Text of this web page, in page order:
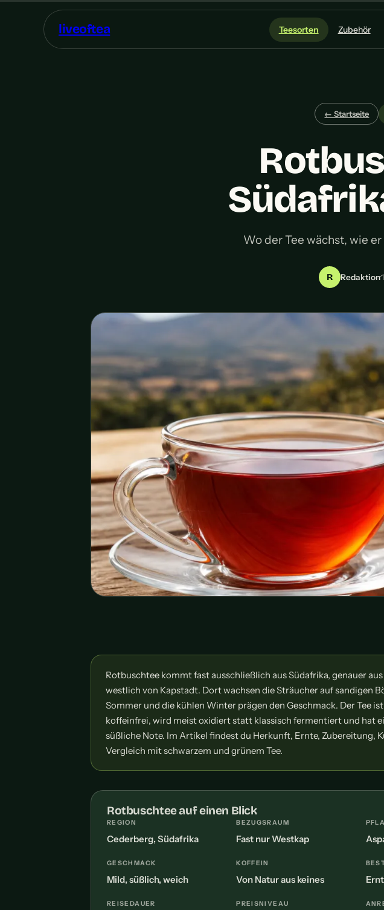
liveoftea Teesorten Zubehör
← Startseite
Wo der Tee wächst, wie
R Redaktion·
Rotbuschtee kommt fast ausschließlich aus Südafrika, genauer
westlich von Kapstadt. Dort wachsen die Sträucher auf sandigen
Sommer und die kühlen Winter prägen den Geschmack. Der Tee
koffeinfrei, wird meist oxidiert statt klassisch fermentiert und hat
süßliche Note. Im Artikel findest du Herkunft, Ernte, Zubereitung,
Vergleich mit schwarzem und grünem Tee.
Rotbuschtee auf einen Blick
REGION
Cederberg, Südafrika
BEZUGSRAUM
Fast nur Westkap
GESCHMACK
Mild, süßlich, weich
KOFFEIN
Von Natur aus keines
REISEDAUER PREISNIVEAU